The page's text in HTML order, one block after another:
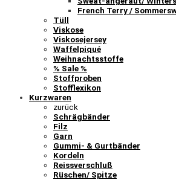
French Terry /
Tüll
Viskose
Viskosejersey
Waffelpiqué
Weihnachtsstoffe
% Sale %
Stoffproben
Stofflexikon
Kurzwaren
zurück
Schrägbänder
Filz
Garn
Gummi- & Gurtbänder
Kordeln
Reissverschluß
Rüschen/ Spitze